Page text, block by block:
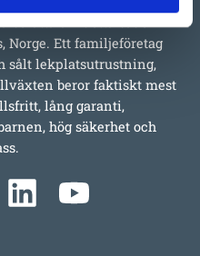
berätta om detta både
Norge. Ett familjeföretag
sålt lekplatsutrustning,
beror faktiskt mest
lång garanti,
hög säkerhet och